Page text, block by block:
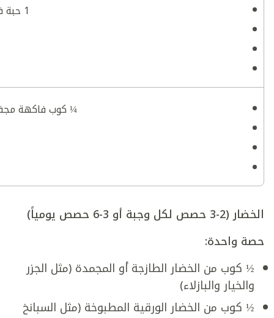
1 حبة فاكهة صغيرة (مثل التفاح والبرتقال والكمثرى/ الإجاص والموز)
¼ كوب فاكهة مجففة (مثل 2-3 حبات تمر، 5 حبات
الخضار (2-3 حصص لكل وجبة أو 3-6 حصص يومياً)
حصة واحدة:
½ كوب من الخضار الطازجة أو المجمدة (مثل الجزر
والخيار والبازلاء)
½ كوب من الخضار الورقية المطبوخة (مثل السبانخ